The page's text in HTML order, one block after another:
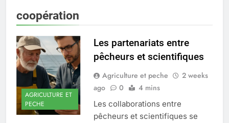
coopération
AGRICULTURE ET
PECHE
Les partenariats entre
pêcheurs et scientifiques
Agriculture et peche
2 weeks
ago
0 4 mins
Les collaborations entre
pêcheurs et scientifiques se